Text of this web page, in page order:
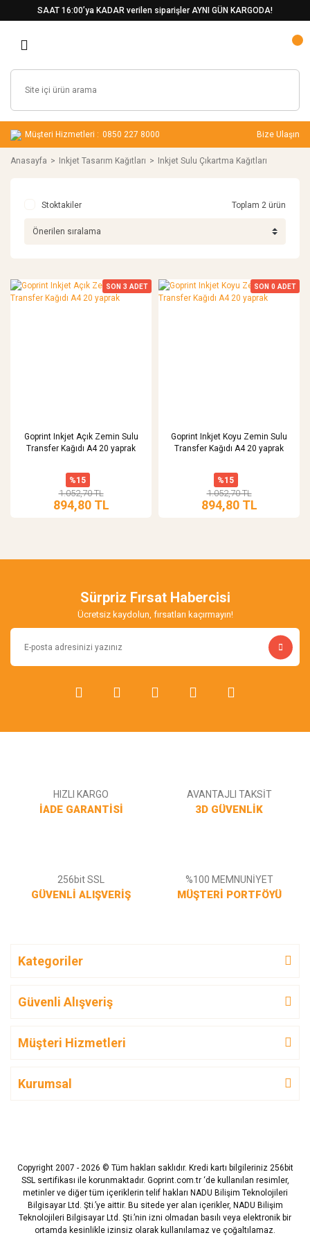
SAAT 16:00’ya KADAR verilen siparişler AYNI GÜN KARGODA!
Müşteri Hizmetleri : 0850 227 8000 Bize Ulaşın
Anasayfa Inkjet Tasarım Kağıtları Inkjet Sulu Çıkartma Kağıtları
Stoktakiler Toplam 2 ürün
SON 3 ADET
Goprint Inkjet Açık Zemin Sulu
Transfer Kağıdı A4 20 yaprak
%15
1.052,70 TL
894,80 TL
SON 0 ADET
Goprint Inkjet Koyu Zemin Sulu
Transfer Kağıdı A4 20 yaprak
%15
1.052,70 TL
894,80 TL
Sürpriz Fırsat Habercisi
Ücretsiz kaydolun, fırsatları kaçırmayın!
HIZLI KARGO
İADE GARANTİSİ
AVANTAJLI TAKSİT
3D GÜVENLİK
256bit SSL
GÜVENLİ ALIŞVERİŞ
%100 MEMNUNİYET
MÜŞTERİ PORTFÖYÜ
Kategoriler
Güvenli Alışveriş
Müşteri Hizmetleri
Kurumsal
Copyright 2007 - 2026 © Tüm hakları saklıdır. Kredi kartı bilgileriniz 256bit
SSL sertifikası ile korunmaktadır. Goprint.com.tr ‘de kullanılan resimler,
metinler ve diğer tüm içeriklerin telif hakları NADU Bilişim Teknolojileri
Bilgisayar Ltd. Şti.’ye aittir. Bu sitede yer alan içerikler, NADU Bilişim
Teknolojileri Bilgisayar Ltd. Şti.’nin izni olmadan basılı veya elektronik bir
ortamda kesinlikle izinsiz olarak kullanılamaz ve çoğaltılamaz.